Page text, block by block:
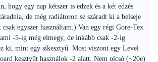
hogy egy nap kétszer is edzek és a két edzés
de még radiátoron se száradt ki a belseje
csak egyszer használtam.) Van egy régi Gore-Tex
-5-ig még elmegy, de inkább csak -2-ig
ki, mint egy síkesztyű. Most viszont egy Level
kesztyűt használok -2 alatt. Nem olcsó (~20e)